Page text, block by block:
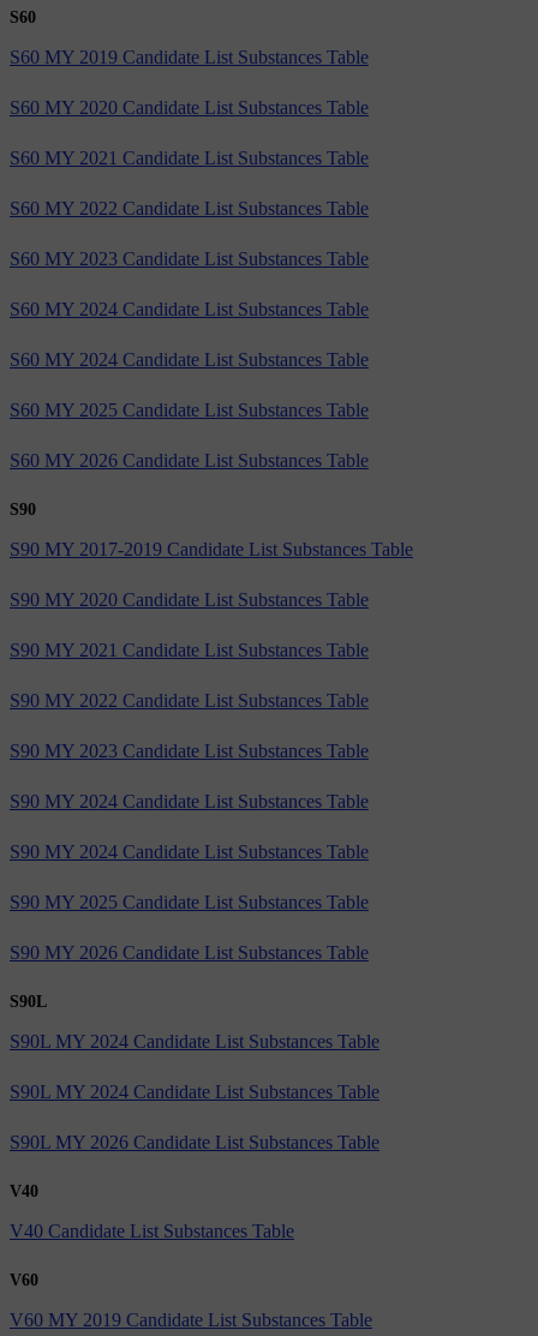
S60
S60 MY 2019 Candidate List Substances Table
S60 MY 2020 Candidate List Substances Table
S60 MY 2021 Candidate List Substances Table
S60 MY 2022 Candidate List Substances Table
S60 MY 2023 Candidate List Substances Table
S60 MY 2024 Candidate List Substances Table
S60 MY 2024 Candidate List Substances Table
S60 MY 2025 Candidate List Substances Table
S60 MY 2026 Candidate List Substances Table
S90
S90 MY 2017-2019 Candidate List Substances Table
S90 MY 2020 Candidate List Substances Table
S90 MY 2021 Candidate List Substances Table
S90 MY 2022 Candidate List Substances Table
S90 MY 2023 Candidate List Substances Table
S90 MY 2024 Candidate List Substances Table
S90 MY 2024 Candidate List Substances Table
S90 MY 2025 Candidate List Substances Table
S90 MY 2026 Candidate List Substances Table
S90L
S90L MY 2024 Candidate List Substances Table
S90L MY 2024 Candidate List Substances Table
S90L MY 2026 Candidate List Substances Table
V40
V40 Candidate List Substances Table
V60
V60 MY 2019 Candidate List Substances Table